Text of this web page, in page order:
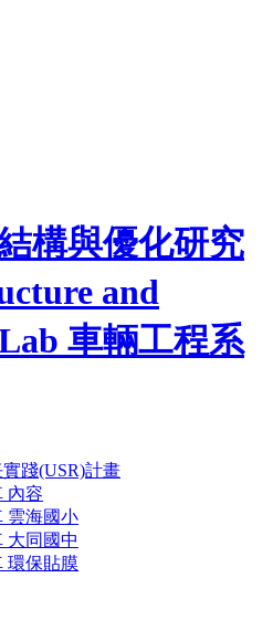
構與優化研究
and
車輛工程系
踐(USR)計畫
內容
雲海國小
大同國中
環保貼膜